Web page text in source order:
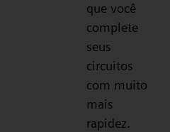
que você
complete
seus
circuitos
com muito
mais
rapidez.